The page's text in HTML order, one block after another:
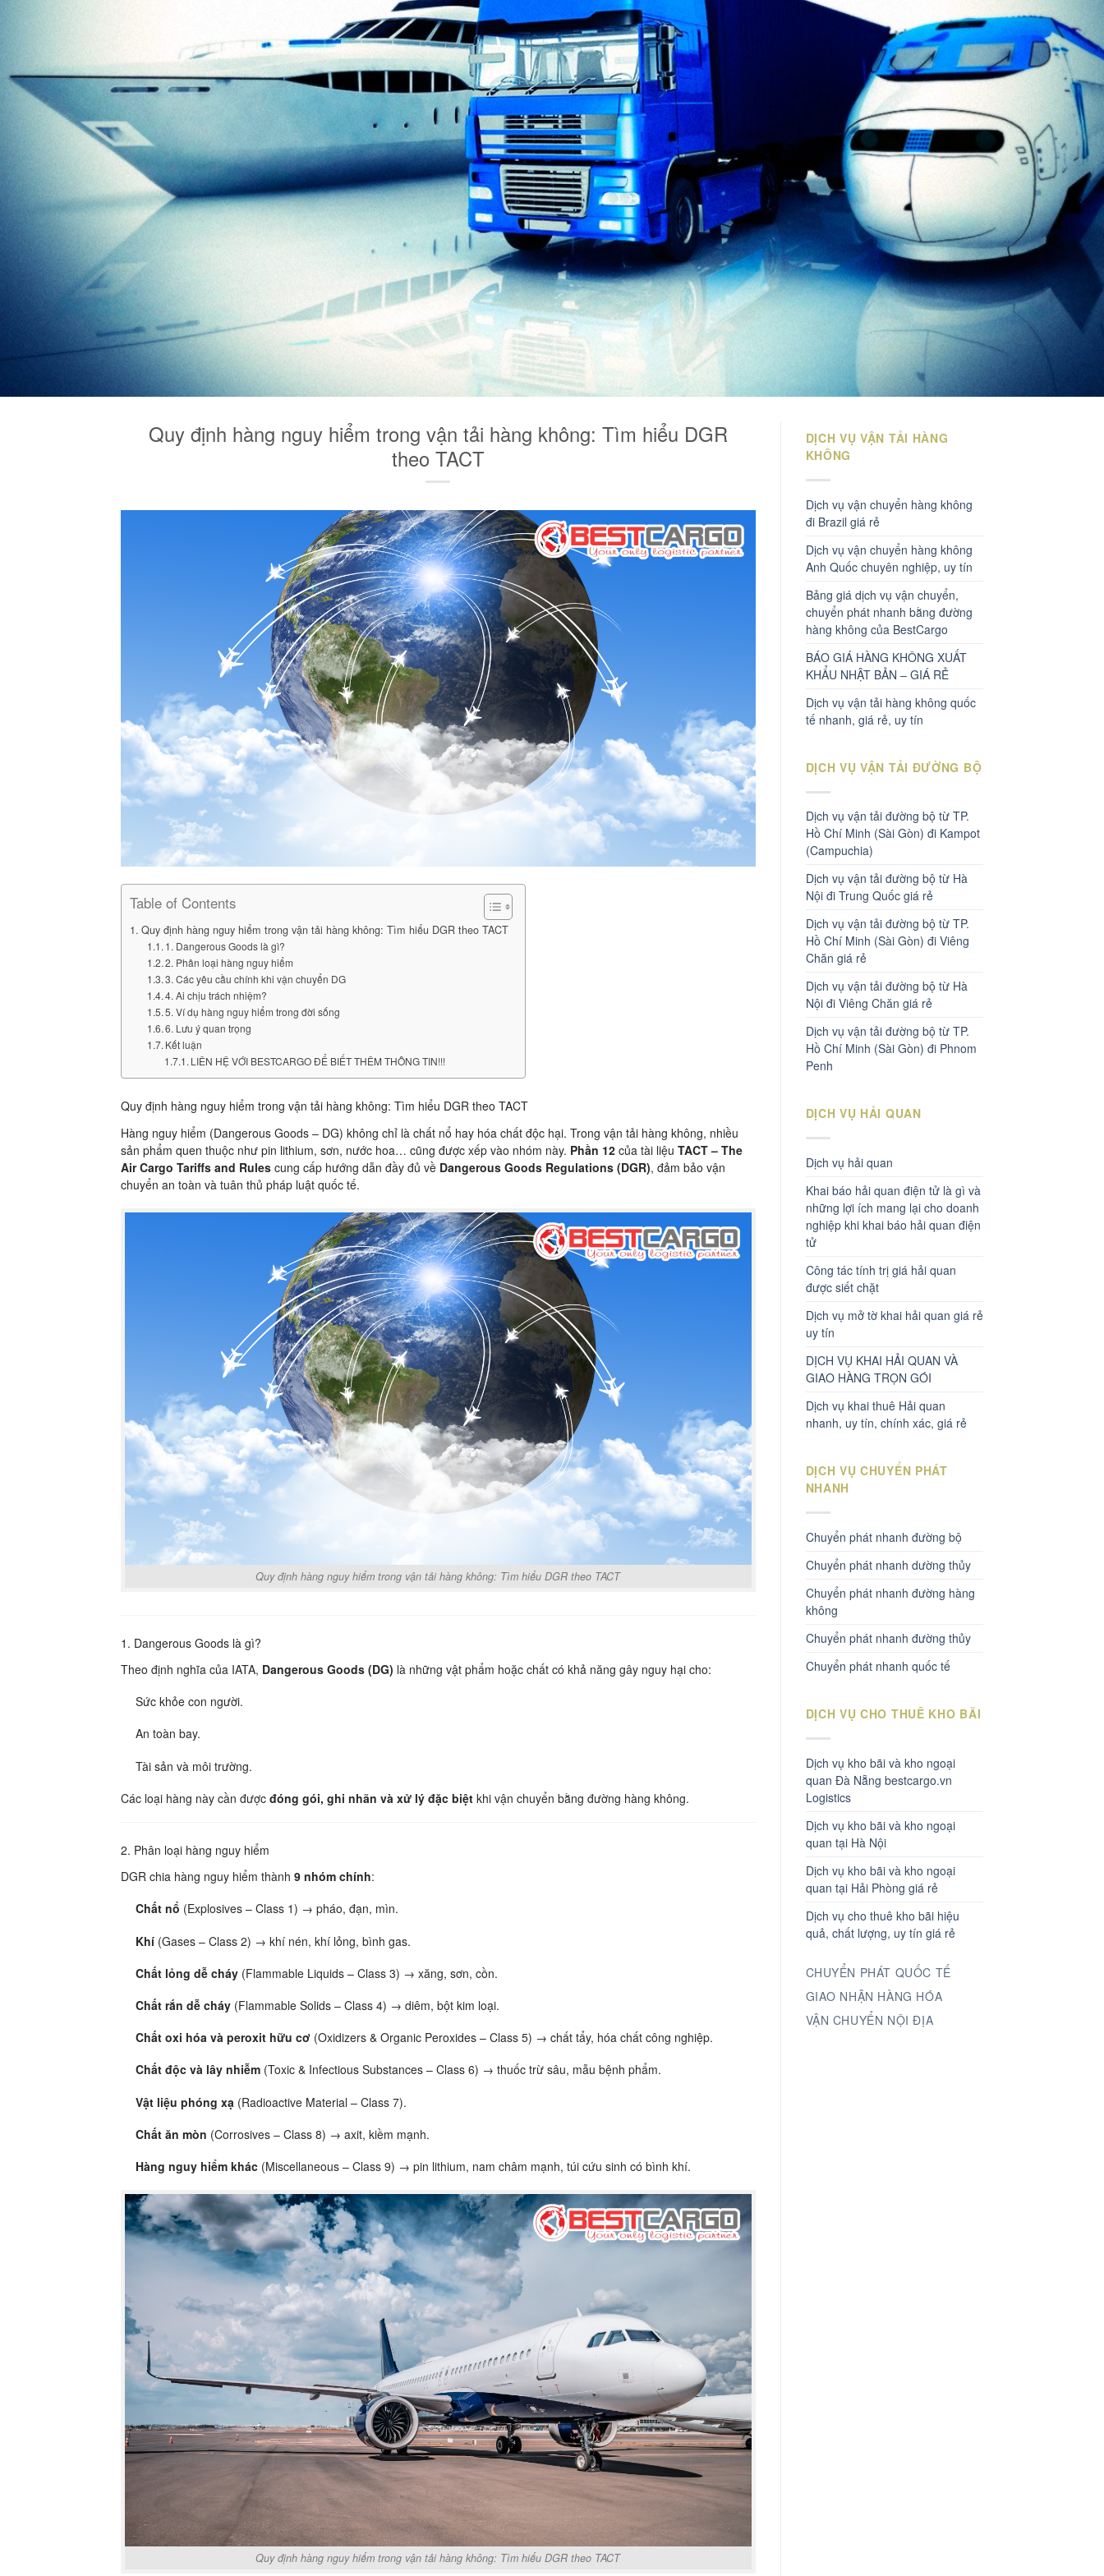
Quy định hàng nguy hiểm trong vận tải hàng không: Tìm hiểu DGR
theo TACT
Table of Contents
Quy định hàng nguy hiểm trong vận tải hàng không: Tìm hiểu DGR theo TACT
1. Dangerous Goods là gì?
2. Phân loại hàng nguy hiểm
3. Các yêu cầu chính khi vận chuyển DG
4. Ai chịu trách nhiệm?
5. Ví dụ hàng nguy hiểm trong đời sống
6. Lưu ý quan trọng
Kết luận
LIÊN HỆ VỚI BESTCARGO ĐỂ BIẾT THÊM THÔNG TIN!!!
Quy định hàng nguy hiểm trong vận tải hàng không: Tìm hiểu DGR theo TACT
Hàng nguy hiểm (Dangerous Goods – DG) không chỉ là chất nổ hay hóa chất độc hại. Trong vận tải hàng không, nhiều
sản phẩm quen thuộc như pin lithium, sơn, nước hoa… cũng được xếp vào nhóm này. Phần 12 của tài liệu TACT – The
Air Cargo Tariffs and Rules cung cấp hướng dẫn đầy đủ về Dangerous Goods Regulations (DGR), đảm bảo vận
chuyển an toàn và tuân thủ pháp luật quốc tế.
Quy định hàng nguy hiểm trong vận tải hàng không: Tìm hiểu DGR theo TACT
1. Dangerous Goods là gì?
Theo định nghĩa của IATA, Dangerous Goods (DG) là những vật phẩm hoặc chất có khả năng gây nguy hại cho:
Sức khỏe con người.
An toàn bay.
Tài sản và môi trường.
Các loại hàng này cần được đóng gói, ghi nhãn và xử lý đặc biệt khi vận chuyển bằng đường hàng không.
2. Phân loại hàng nguy hiểm
DGR chia hàng nguy hiểm thành 9 nhóm chính:
Chất nổ (Explosives – Class 1) → pháo, đạn, mìn.
Khí (Gases – Class 2) → khí nén, khí lỏng, bình gas.
Chất lỏng dễ cháy (Flammable Liquids – Class 3) → xăng, sơn, cồn.
Chất rắn dễ cháy (Flammable Solids – Class 4) → diêm, bột kim loại.
Chất oxi hóa và peroxit hữu cơ (Oxidizers & Organic Peroxides – Class 5) → chất tẩy, hóa chất công nghiệp.
Chất độc và lây nhiễm (Toxic & Infectious Substances – Class 6) → thuốc trừ sâu, mẫu bệnh phẩm.
Vật liệu phóng xạ (Radioactive Material – Class 7).
Chất ăn mòn (Corrosives – Class 8) → axit, kiềm mạnh.
Hàng nguy hiểm khác (Miscellaneous – Class 9) → pin lithium, nam châm mạnh, túi cứu sinh có bình khí.
Quy định hàng nguy hiểm trong vận tải hàng không: Tìm hiểu DGR theo TACT
DỊCH VỤ VẬN TẢI HÀNG
KHÔNG
Dịch vụ vận chuyển hàng không
đi Brazil giá rẻ
Dịch vụ vận chuyển hàng không
Anh Quốc chuyên nghiệp, uy tín
Bảng giá dịch vụ vận chuyển,
chuyển phát nhanh bằng đường
hàng không của BestCargo
BÁO GIÁ HÀNG KHÔNG XUẤT
KHẨU NHẬT BẢN – GIÁ RẺ
Dịch vụ vận tải hàng không quốc
tế nhanh, giá rẻ, uy tín
DỊCH VỤ VẬN TẢI ĐƯỜNG BỘ
Dịch vụ vận tải đường bộ từ TP.
Hồ Chí Minh (Sài Gòn) đi Kampot
(Campuchia)
Dịch vụ vận tải đường bộ từ Hà
Nội đi Trung Quốc giá rẻ
Dịch vụ vận tải đường bộ từ TP.
Hồ Chí Minh (Sài Gòn) đi Viêng
Chăn giá rẻ
Dịch vụ vận tải đường bộ từ Hà
Nội đi Viêng Chăn giá rẻ
Dịch vụ vận tải đường bộ từ TP.
Hồ Chí Minh (Sài Gòn) đi Phnom
Penh
DỊCH VỤ HẢI QUAN
Dịch vụ hải quan
Khai báo hải quan điện tử là gì và
những lợi ích mang lại cho doanh
nghiệp khi khai báo hải quan điện
tử
Công tác tính trị giá hải quan
được siết chặt
Dịch vụ mở tờ khai hải quan giá rẻ
uy tín
DỊCH VỤ KHAI HẢI QUAN VÀ
GIAO HÀNG TRỌN GÓI
Dịch vụ khai thuê Hải quan
nhanh, uy tín, chính xác, giá rẻ
DỊCH VỤ CHUYỂN PHÁT
NHANH
Chuyển phát nhanh đường bộ
Chuyển phát nhanh dường thủy
Chuyển phát nhanh đường hàng
không
Chuyển phát nhanh đường thủy
Chuyển phát nhanh quốc tế
DỊCH VỤ CHO THUÊ KHO BÃI
Dịch vụ kho bãi và kho ngoại
quan Đà Nẵng bestcargo.vn
Logistics
Dịch vụ kho bãi và kho ngoại
quan tại Hà Nội
Dịch vụ kho bãi và kho ngoại
quan tại Hải Phòng giá rẻ
Dịch vụ cho thuê kho bãi hiệu
quả, chất lượng, uy tín giá rẻ
CHUYỂN PHÁT QUỐC TẾ
GIAO NHẬN HÀNG HÓA
VẬN CHUYỂN NỘI ĐỊA